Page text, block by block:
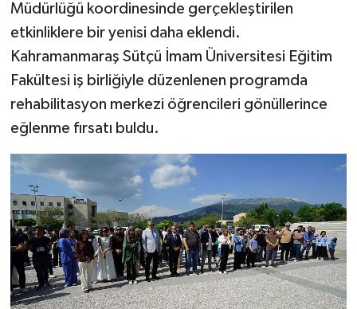
Müdürlüğü koordinesinde gerçekleştirilen
etkinliklere bir yenisi daha eklendi.
Kahramanmaraş Sütçü İmam Üniversitesi Eğitim
Fakültesi iş birliğiyle düzenlenen programda
rehabilitasyon merkezi öğrencileri gönüllerince
eğlenme fırsatı buldu.